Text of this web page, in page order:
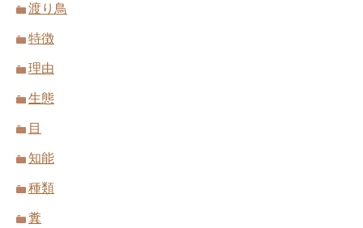
渡り鳥
特徴
理由
生態
目
知能
種類
糞